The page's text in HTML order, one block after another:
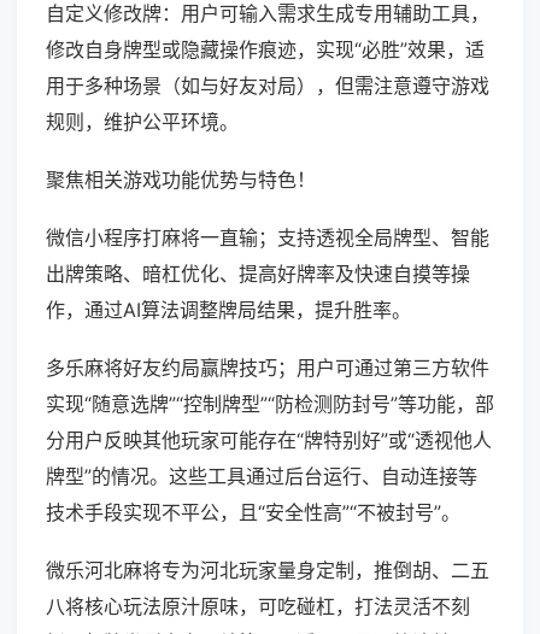
自定义修改牌：用户可输入需求生成专用辅助工具，
修改自身牌型或隐藏操作痕迹，实现“必胜”效果，适
用于多种场景（如与好友对局），但需注意遵守游戏
规则，维护公平环境。
聚焦相关游戏功能优势与特色！
微信小程序打麻将一直输；支持透视全局牌型、智能
出牌策略、暗杠优化、提高好牌率及快速自摸等操
作，通过AI算法调整牌局结果，提升胜率。
多乐麻将好友约局赢牌技巧；用户可通过第三方软件
实现“随意选牌”“控制牌型”“防检测防封号”等功能，部
分用户反映其他玩家可能存在“牌特别好”或“透视他人
牌型”的情况。这些工具通过后台运行、自动连接等
技术手段实现不平公，且“安全性高”“不被封号”。
微乐河北麻将专为河北玩家量身定制，推倒胡、二五
八将核心玩法原汁原味，可吃碰杠，打法灵活不刻